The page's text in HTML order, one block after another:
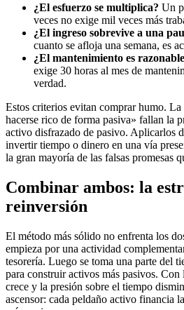
¿El esfuerzo se multiplica? Un
veces no exige mil veces más
¿El ingreso sobrevive a una
cuanto se afloja una semana, es
¿El mantenimiento es
exige 30 horas al mes de
verdad.
Estos criterios evitan comprar humo.
hacerse rico de forma pasiva» fallan la
activo disfrazado de pasivo. Aplicarlos
invertir tiempo o dinero en una vía
la gran mayoría de las falsas promesas
Combinar ambos: la
reinversión
El método más sólido no enfrenta los
empieza por una actividad
tesorería. Luego se toma una parte del
para construir activos más pasivos. Con
crece y la presión sobre el tiempo
ascensor: cada peldaño activo financia